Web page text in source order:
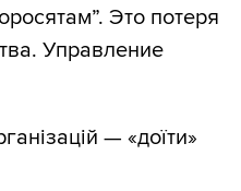
Это потеря
Управление
— «доїти»